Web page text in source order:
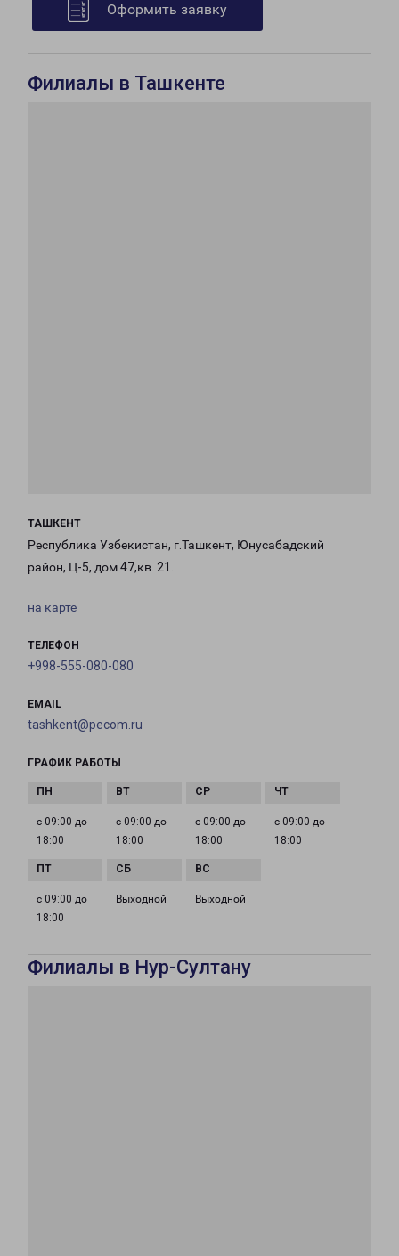
Оформить заявку
Филиалы в Ташкенте
ТАШКЕНТ
Республика Узбекистан, г.Ташкент, Юнусабадский
район, Ц-5, дом 47,кв. 21.
на карте
ТЕЛЕФОН
+998-555-080-080
EMAIL
tashkent@pecom.ru
ГРАФИК РАБОТЫ
с 09:00 до
18:00
с 09:00 до
18:00
с 09:00 до
18:00
с 09:00 до
18:00
с 09:00 до
18:00
Выходной Выходной
Филиалы в Нур-Султану